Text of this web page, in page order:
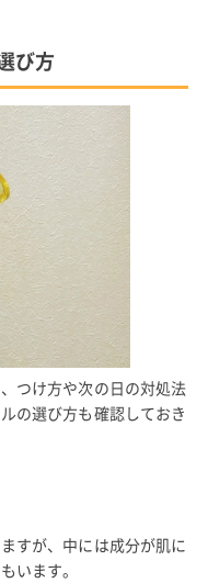
び方
つけ方や次の日の対処法
の選び方も確認しておき
すが、中には成分が肌に
います。